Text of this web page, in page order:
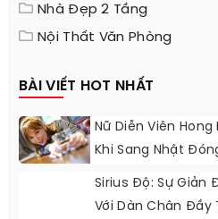
Nhà Đẹp 2 Tầng
Nội Thất Văn Phòng
BÀI VIẾT HOT NHẤT
Nữ Diễn Viên
Khi Sang Nhật
Sirius Độ: Sự Giản
Với Dàn Chân Đầy